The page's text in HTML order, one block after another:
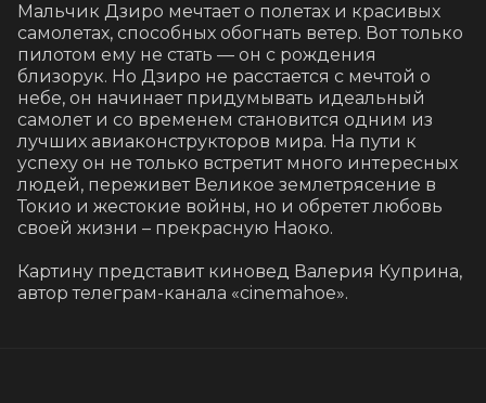
Мальчик Дзиро мечтает о полетах и красивых
самолетах, способных обогнать ветер. Вот только
пилотом ему не стать — он с рождения
близорук. Но Дзиро не расстается с мечтой о
небе, он начинает придумывать идеальный
самолет и со временем становится одним из
лучших авиаконструкторов мира. На пути к
успеху он не только встретит много интересных
людей, переживет Великое землетрясение в
Токио и жестокие войны, но и обретет любовь
своей жизни – прекрасную Наоко.
Картину представит киновед Валерия Куприна,
автор телеграм-канала «cinemahoe».